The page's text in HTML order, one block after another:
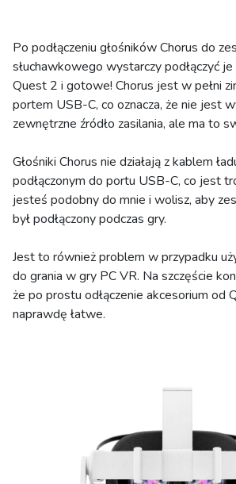
Po podłączeniu głośników Chorus do
słuchawkowego wystarczy podłączyć
Quest 2 i gotowe! Chorus jest w pełni
portem USB-C, co oznacza, że nie jest
zewnętrzne źródło zasilania, ale ma to
Głośniki Chorus nie działają z kablem
podłączonym do portu USB-C, co jest
jesteś podobny do mnie i wolisz, aby
był podłączony podczas gry.
Jest to również problem w przypadku
do grania w gry PC VR. Na szczęście
że po prostu odłączenie akcesorium od
naprawdę łatwe.